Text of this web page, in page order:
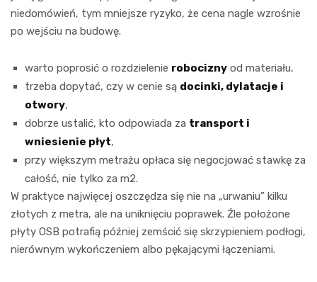
niedomówień, tym mniejsze ryzyko, że cena nagle wzrośnie
po wejściu na budowę.
warto poprosić o rozdzielenie robocizny od materiału,
trzeba dopytać, czy w cenie są docinki, dylatacje i
otwory,
dobrze ustalić, kto odpowiada za transport i
wniesienie płyt,
przy większym metrażu opłaca się negocjować stawkę za
całość, nie tylko za m2.
W praktyce najwięcej oszczędza się nie na „urwaniu” kilku
złotych z metra, ale na uniknięciu poprawek. Źle położone
płyty OSB potrafią później zemścić się skrzypieniem podłogi,
nierównym wykończeniem albo pękającymi łączeniami.